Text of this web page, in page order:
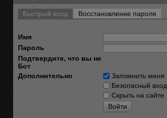
Быстрый вход Восстановление пароля
Имя
Пароль
Подтвердите, что вы не
Бот
Дополнительно
Запомнить меня
Безопасный вход
Скрыть на сайте
Войти